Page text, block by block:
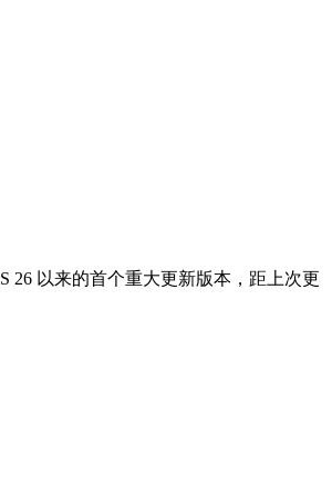
26 以来的首个重大更新版本，距上次更